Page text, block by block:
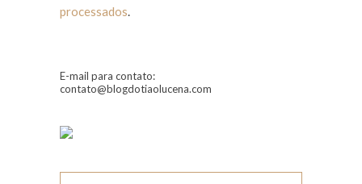
processados.
E-mail para contato:
contato@blogdotiaolucena.com